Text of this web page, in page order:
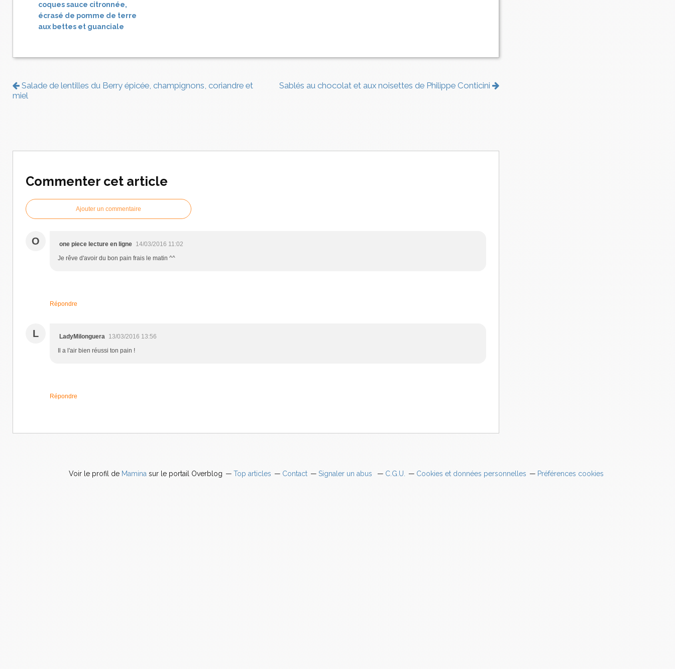
coques sauce citronnée,
écrasé de pomme de terre
aux bettes et guanciale
Salade de lentilles du Berry épicée, champignons, coriandre et
miel
Sablés au chocolat et aux noisettes de Philippe Conticini
Commenter cet article
Ajouter un commentaire
O one piece lecture en ligne 14/03/2016 11:02
Je rêve d'avoir du bon pain frais le matin ^^
Répondre
L LadyMilonguera 13/03/2016 13:56
Il a l'air bien réussi ton pain !
Répondre
Voir le profil de Mamina sur le portail Overblog Top articles Contact Signaler un abus C.G.U. Cookies et données personnelles Préférences cookies